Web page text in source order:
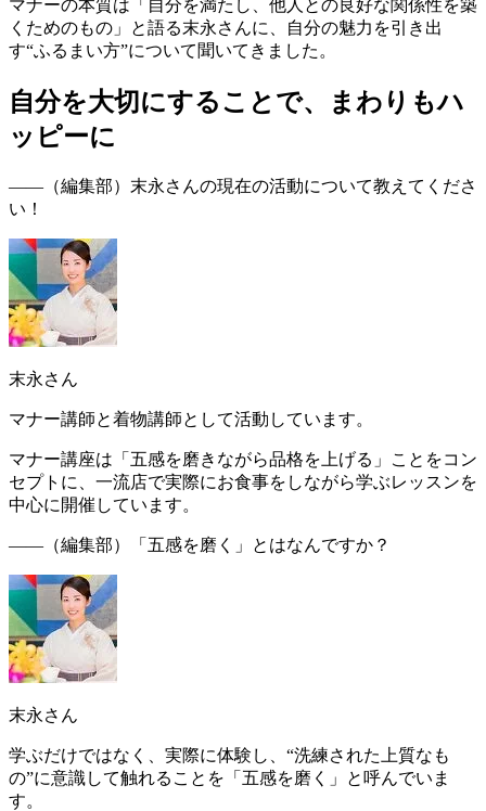
マナーの本質は「 自分を満たし、他人との良好な関係性を築
くためのもの 」と語る末永さんに、自分の魅力を引き出
す“ふるまい方”について聞いてきました。
自分を大切にすることで、まわりもハ
ッピーに
―― （編集部） 末永さんの現在の活動について教えてくださ
い！
末永さん
マナー講師と着物講師として活動しています。
マナー講座は「 五感を磨きながら品格を上げる 」ことをコン
セプトに、一流店で実際にお食事をしながら学ぶレッスンを
中心に開催しています。
――（編集部） 「五感を磨く」とはなんですか？
末永さん
学ぶだけではなく、実際に体験し、“洗練された上質なも
の”に意識して触れることを「 五感を磨く
」と呼んでいま
す。